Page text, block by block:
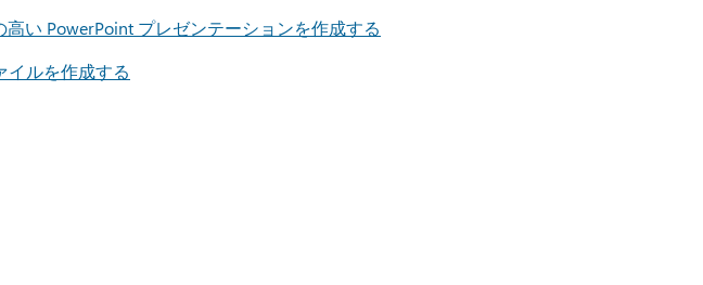
い PowerPoint プレゼンテーションを作成する
イルを作成する